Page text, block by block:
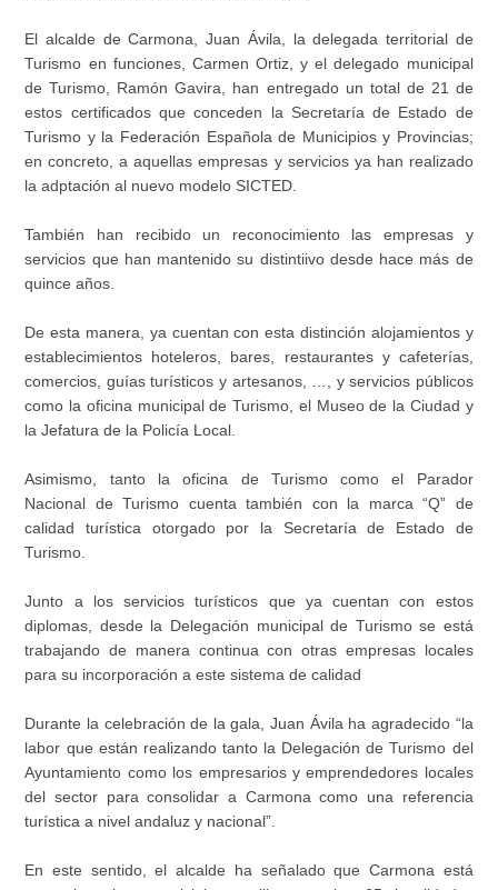
El alcalde de Carmona, Juan Ávila, la delegada territorial de
Turismo en funciones, Carmen Ortiz, y el delegado municipal
de Turismo, Ramón Gavira, han entregado un total de 21 de
estos certificados que conceden la Secretaría de Estado de
Turismo y la Federación Española de Municipios y Provincias;
en concreto, a aquellas empresas y servicios ya han realizado
la adptación al nuevo modelo SICTED.
También han recibido un reconocimiento las empresas y
servicios que han mantenido su distintiivo desde hace más de
quince años.
De esta manera, ya cuentan con esta distinción alojamientos y
establecimientos hoteleros, bares, restaurantes y cafeterías,
comercios, guías turísticos y artesanos, …, y servicios públicos
como la oficina municipal de Turismo, el Museo de la Ciudad y
la Jefatura de la Policía Local.
Asimismo, tanto la oficina de Turismo como el Parador
Nacional de Turismo cuenta también con la marca “Q” de
calidad turística otorgado por la Secretaría de Estado de
Turismo.
Junto a los servicios turísticos que ya cuentan con estos
diplomas, desde la Delegación municipal de Turismo se está
trabajando de manera continua con otras empresas locales
para su incorporación a este sistema de calidad
Durante la celebración de la gala, Juan Ávila ha agradecido “la
labor que están realizando tanto la Delegación de Turismo del
Ayuntamiento como los empresarios y emprendedores locales
del sector para consolidar a Carmona como una referencia
turística a nivel andaluz y nacional”.
En este sentido, el alcalde ha señalado que Carmona está